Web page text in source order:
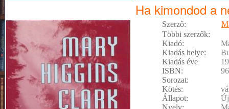
Ha kimondod a
Szerző:
Többi szerzők:
Kiadó:
Kiadás helye:
Kiadás éve
ISBN:
Sorozat:
Kötés:
Állapot:
Nyelv: